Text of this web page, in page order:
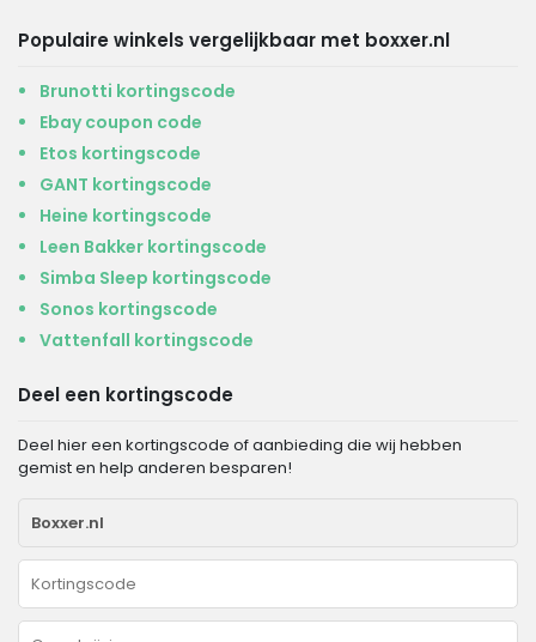
Populaire winkels vergelijkbaar met boxxer.nl
Brunotti kortingscode
Ebay coupon code
Etos kortingscode
GANT kortingscode
Heine kortingscode
Leen Bakker kortingscode
Simba Sleep kortingscode
Sonos kortingscode
Vattenfall kortingscode
Deel een kortingscode
Deel hier een kortingscode of aanbieding die wij hebben
gemist en help anderen besparen!